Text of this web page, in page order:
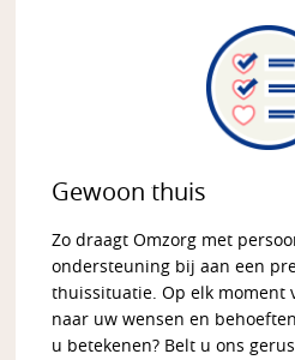
Gewoon thuis
Zo draagt Omzorg met
ondersteuning bij aan een
thuissituatie. Op elk moment
naar uw wensen en
u betekenen? Belt u ons